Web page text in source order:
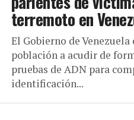
terremoto en
El Gobierno de
población a acudir de
pruebas de ADN para
identificación...